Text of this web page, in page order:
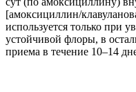
[амоксициллин/
используется только при
устойчивой флоры, в
приема в течение 10–14